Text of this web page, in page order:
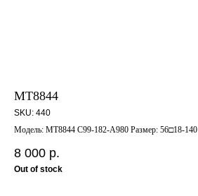
MT8844
SKU: 440
Модель: MT8844 C99-182-A980 Размер: 56□18-140
8 000 р.
Out of stock